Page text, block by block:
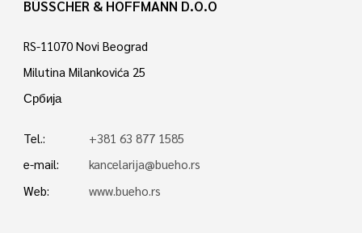
BÜSSCHER & HOFFMANN D.O.O
RS-11070 Novi Beograd
Milutina Milankovića 25
Србија
Tel.:
+381 63 877 1585
e-mail:
kancelarija@bueho.rs
Web:
www.bueho.rs